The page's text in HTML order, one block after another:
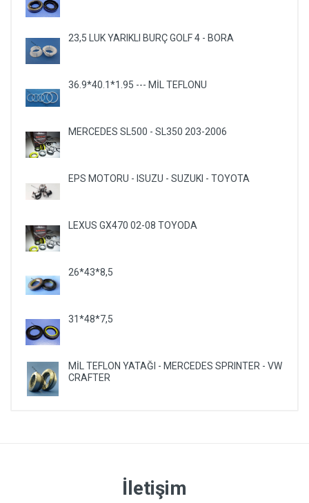
23,5 LUK YARIKLI BURÇ GOLF 4 - BORA
36.9*40.1*1.95 --- MİL TEFLONU
MERCEDES SL500 - SL350 203-2006
EPS MOTORU - ISUZU - SUZUKI - TOYOTA
LEXUS GX470 02-08 TOYODA
26*43*8,5
31*48*7,5
MİL TEFLON YATAĞI - MERCEDES SPRINTER - VW
CRAFTER
İletişim